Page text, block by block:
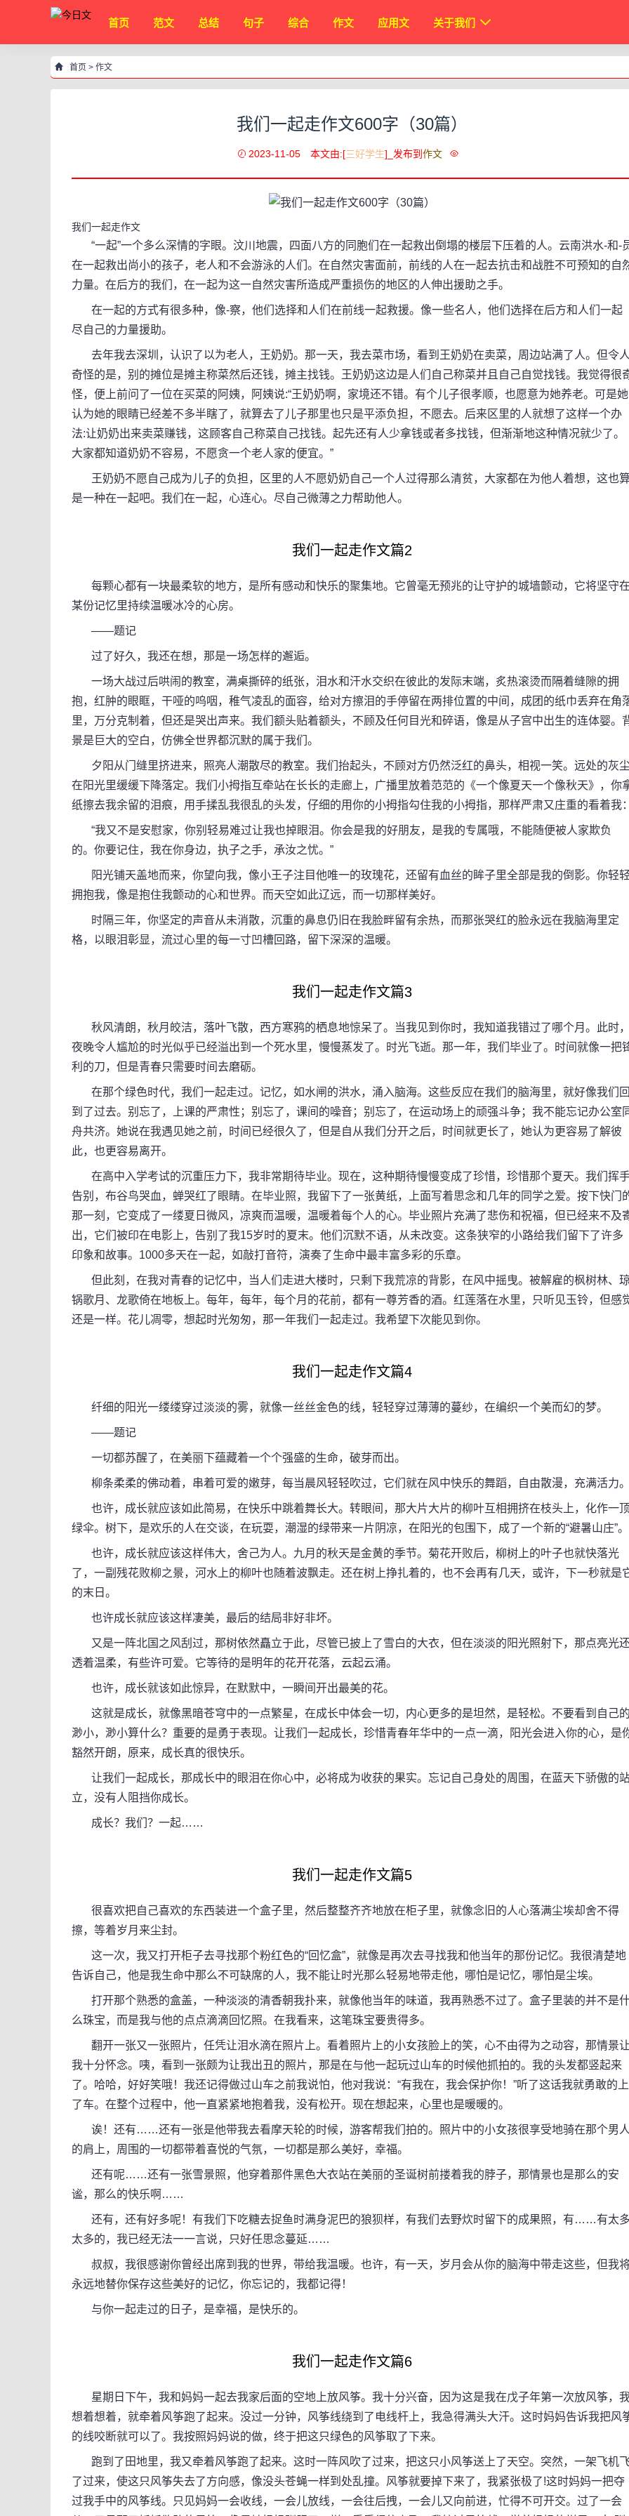
首页 范文 总结 句子 综合 作文 应用文 关于我们
首页 > 作文
我们一起走作文600字（30篇）
2023-11-05 本文由:[三好学生]_发布到 作文
我们一起走作文
“一起”一个多么深情的字眼。汶川地震，四面八方的同胞们在一起救出倒塌的楼层下压着的人。云南洪水-和-
在一起救出尚小的孩子，老人和不会游泳的人们。在自然灾害面前，前线的人在一起去抗击和战胜不可预知的自
力量。在后方的我们，在一起为这一自然灾害所造成严重损伤的地区的人伸出援助之手。
在一起的方式有很多种，像-察，他们选择和人们在前线一起救援。像一些名人，他们选择在后方和人们一起
尽自己的力量援助。
去年我去深圳，认识了以为老人，王奶奶。那一天，我去菜市场，看到王奶奶在卖菜，周边站满了人。但令人
奇怪的是，别的摊位是摊主称菜然后还钱，摊主找钱。王奶奶这边是人们自己称菜并且自己自觉找钱。我觉得很
怪，便上前问了一位在买菜的阿姨，阿姨说:“王奶奶啊，家境还不错。有个儿子很孝顺，也愿意为她养老。可是她
认为她的眼睛已经差不多半瞎了，就算去了儿子那里也只是平添负担，不愿去。后来区里的人就想了这样一个办
法:让奶奶出来卖菜赚钱，这顾客自己称菜自己找钱。起先还有人少拿钱或者多找钱，但渐渐地这种情况就少了。
大家都知道奶奶不容易，不愿贪一个老人家的便宜。”
王奶奶不愿自己成为儿子的负担，区里的人不愿奶奶自己一个人过得那么清贫，大家都在为他人着想，这也
是一种在一起吧。我们在一起，心连心。尽自己微薄之力帮助他人。
我们一起走作文篇2
每颗心都有一块最柔软的地方，是所有感动和快乐的聚集地。它曾毫无预兆的让守护的城墙颤动，它将坚守在
某份记忆里持续温暖冰冷的心房。
——题记
过了好久，我还在想，那是一场怎样的邂逅。
一场大战过后哄闹的教室，满桌撕碎的纸张，泪水和汗水交织在彼此的发际末端，炙热滚烫而隔着缝隙的拥
抱，红肿的眼眶，干哑的呜咽，稚气凌乱的面容，给对方擦泪的手停留在两排位置的中间，成团的纸巾丢弃在角
里，万分克制着，但还是哭出声来。我们额头贴着额头，不顾及任何目光和碎语，像是从子宫中出生的连体婴。
景是巨大的空白，仿佛全世界都沉默的属于我们。
夕阳从门缝里挤进来，照亮人潮散尽的教室。我们抬起头，不顾对方仍然泛红的鼻头，相视一笑。远处的灰尘
在阳光里缓缓下降落定。我们小拇指互牵站在长长的走廊上，广播里放着范范的《一个像夏天一个像秋天》，你
纸擦去我余留的泪痕，用手揉乱我很乱的头发，仔细的用你的小拇指勾住我的小拇指，那样严肃又庄重的看着我：
“我又不是安慰家，你别轻易难过让我也掉眼泪。你会是我的好朋友，是我的专属哦，不能随便被人家欺负
的。你要记住，我在你身边，执子之手，承汝之忧。”
阳光铺天盖地而来，你望向我，像小王子注目他唯一的玫瑰花，还留有血丝的眸子里全部是我的倒影。你轻轻
拥抱我，像是抱住我颤动的心和世界。而天空如此辽远，而一切那样美好。
时隔三年，你坚定的声音从未消散，沉重的鼻息仍旧在我脸畔留有余热，而那张哭红的脸永远在我脑海里定
格，以眼泪彰显，流过心里的每一寸凹槽回路，留下深深的温暖。
我们一起走作文篇3
秋风清朗，秋月皎洁，落叶飞散，西方寒鸦的栖息地惊呆了。当我见到你时，我知道我错过了哪个月。此时，
夜晚令人尴尬的时光似乎已经溢出到一个死水里，慢慢蒸发了。时光飞逝。那一年，我们毕业了。时间就像一把
利的刀，但是青春只需要时间去磨砺。
在那个绿色时代，我们一起走过。记忆，如水闸的洪水，涌入脑海。这些反应在我们的脑海里，就好像我们回
到了过去。别忘了，上课的严肃性；别忘了，课间的噪音；别忘了，在运动场上的顽强斗争；我不能忘记办公室
舟共济。她说在我遇见她之前，时间已经很久了，但是自从我们分开之后，时间就更长了，她认为更容易了解彼
此，也更容易离开。
在高中入学考试的沉重压力下，我非常期待毕业。现在，这种期待慢慢变成了珍惜，珍惜那个夏天。我们挥
告别，布谷鸟哭血，蝉哭红了眼睛。在毕业照，我留下了一张黄纸，上面写着思念和几年的同学之爱。按下快门
那一刻，它变成了一缕夏日微风，凉爽而温暖，温暖着每个人的心。毕业照片充满了悲伤和祝福，但已经来不及
出，它们被印在电影上，告别了我15岁时的夏末。他们沉默不语，从未改变。这条狭窄的小路给我们留下了许多
印象和故事。1000多天在一起，如敲打音符，演奏了生命中最丰富多彩的乐章。
但此刻，在我对青春的记忆中，当人们走进大楼时，只剩下我荒凉的背影，在风中摇曳。被解雇的枫树林、
锅歌月、龙歌倚在地板上。每年，每年，每个月的花前，都有一尊芳香的酒。红莲落在水里，只听见玉铃，但感
还是一样。花儿凋零，想起时光匆匆，那一年我们一起走过。我希望下次能见到你。
我们一起走作文篇4
纤细的阳光一缕缕穿过淡淡的雾，就像一丝丝金色的线，轻轻穿过薄薄的蔓纱，在编织一个美而幻的梦。
——题记
一切都苏醒了，在美丽下蕴藏着一个个强盛的生命，破芽而出。
柳条柔柔的佛动着，串着可爱的嫩芽，每当晨风轻轻吹过，它们就在风中快乐的舞蹈，自由散漫，充满活力。
也许，成长就应该如此简易，在快乐中跳着舞长大。转眼间，那大片大片的柳叶互相拥挤在枝头上，化作一顶
绿伞。树下，是欢乐的人在交谈，在玩耍，潮湿的绿带来一片阴凉，在阳光的包围下，成了一个新的“避暑山庄”。
也许，成长就应该这样伟大，舍己为人。九月的秋天是金黄的季节。菊花开败后，柳树上的叶子也就快落光
了，一副残花败柳之景，河水上的柳叶也随着波飘走。还在树上挣扎着的，也不会再有几天，或许，下一秒就是
的末日。
也许成长就应该这样凄美，最后的结局非好非坏。
又是一阵北国之风刮过，那树依然矗立于此，尽管已披上了雪白的大衣，但在淡淡的阳光照射下，那点亮光还
透着温柔，有些许可爱。它等待的是明年的花开花落，云起云涌。
也许，成长就该如此惊异，在默默中，一瞬间开出最美的花。
这就是成长，就像黑暗苍穹中的一点繁星，在成长中体会一切，内心更多的是坦然，是轻松。不要看到自己的
渺小，渺小算什么？重要的是勇于表现。让我们一起成长，珍惜青春年华中的一点一滴，阳光会进入你的心，是
豁然开朗，原来，成长真的很快乐。
让我们一起成长，那成长中的眼泪在你心中，必将成为收获的果实。忘记自己身处的周围，在蓝天下骄傲的
立，没有人阻挡你成长。
成长？我们？一起……
我们一起走作文篇5
很喜欢把自己喜欢的东西装进一个盒子里，然后整整齐齐地放在柜子里，就像念旧的人心落满尘埃却舍不得
擦，等着岁月来尘封。
这一次，我又打开柜子去寻找那个粉红色的“回忆盒”，就像是再次去寻找我和他当年的那份记忆。我很清楚地
告诉自己，他是我生命中那么不可缺席的人，我不能让时光那么轻易地带走他，哪怕是记忆，哪怕是尘埃。
打开那个熟悉的盒盖，一种淡淡的清香朝我扑来，就像他当年的味道，我再熟悉不过了。盒子里装的并不是
么珠宝，而是我与他的点点滴滴回忆照。在我看来，这笔珠宝要贵得多。
翻开一张又一张照片，任凭让泪水滴在照片上。看着照片上的小女孩脸上的笑，心不由得为之动容，那情景让
我十分怀念。咦，看到一张颇为让我出丑的照片，那是在与他一起玩过山车的时候他抓拍的。我的头发都竖起来
了。哈哈，好好笑哦！我还记得做过山车之前我说怕，他对我说：“有我在，我会保护你！”听了这话我就勇敢的上
了车。在整个过程中，他一直紧紧地抱着我，没有松开。现在想起来，心里也是暖暖的。
诶！还有……还有一张是他带我去看摩天轮的时候，游客帮我们拍的。照片中的小女孩很享受地骑在那个男人
的肩上，周围的一切都带着喜悦的气氛，一切都是那么美好，幸福。
还有呢……还有一张雪景照，他穿着那件黑色大衣站在美丽的圣诞树前搂着我的脖子，那情景也是那么的安
谧，那么的快乐啊……
还有，还有好多呢！有我们下吃糖去捉鱼时满身泥巴的狼狈样，有我们去野炊时留下的成果照，有……有太多
太多的，我已经无法一一言说，只好任思念蔓延……
叔叔，我很感谢你曾经出席到我的世界，带给我温暖。也许，有一天，岁月会从你的脑海中带走这些，但我
永远地替你保存这些美好的记忆，你忘记的，我都记得！
与你一起走过的日子，是幸福，是快乐的。
我们一起走作文篇6
星期日下午，我和妈妈一起去我家后面的空地上放风筝。我十分兴奋，因为这是我在戊子年第一次放风筝，
想着想着，就牵着风筝跑了起来。没过一分钟，风筝线绕到了电线杆上，我急得满头大汗。这时妈妈告诉我把风
的线咬断就可以了。我按照妈妈说的做，终于把这只绿色的风筝取了下来。
跑到了田地里，我又牵着风筝跑了起来。这时一阵风吹了过来，把这只小风筝送上了天空。突然，一架飞机
了过来，使这只风筝失去了方向感，像没头苍蝇一样到处乱撞。风筝就要掉下来了，我紧张极了!这时妈妈一把夺
过我手中的风筝线。只见妈妈一会收线，一会儿放线，一会往后拽，一会儿又向前进，忙得不可开交。过了一会